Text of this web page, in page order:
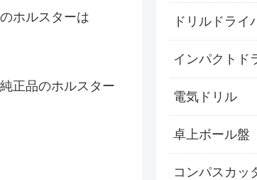
ホルスターは
正品のホルスター
ドリルドライ
インパクトド
電気ドリル
卓上ボール盤
コンパスカッ